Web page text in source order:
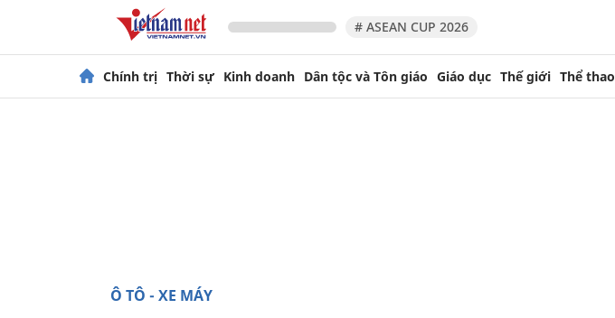
# ASEAN CUP 2026
Chính trị Thời sự Kinh doanh Dân tộc và Tôn giáo Giáo dục Thế giới Thể thao
Ô TÔ - XE MÁY